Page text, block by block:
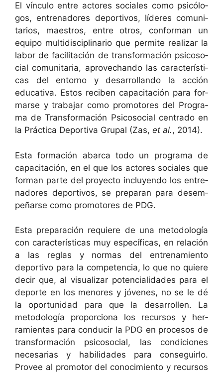
El vín­cu­lo entre actores sociales como psicól­o­
gos, entre­nadores deportivos, líderes comu­ni­
tar­ios, mae­stros, entre otros, con­for­man un
equipo mul­ti­dis­ci­pli­nario que per­mite realizar la
labor de facil­itación de trans­for­ma­ción psi­coso­
cial comu­ni­taria, aprovechan­do las car­ac­terís­ti­
cas del entorno y desar­rol­lan­do la acción
educa­ti­va. Estos reciben capac­itación para for­
marse y tra­ba­jar como pro­mo­tores del Pro­gra­
ma de Trans­for­ma­ción Psi­coso­cial cen­tra­do en
la Prác­ti­ca Deporti­va Gru­pal (Zas, et al., 2014).
Esta for­ma­ción abar­ca todo un pro­gra­ma de
capac­itación, en el que los actores sociales que
for­man parte del proyec­to incluyen­do los entre­
nadores deportivos, se preparan para desem­
peñarse como pro­mo­tores de PDG.
Esta preparación requiere de una metodología
con car­ac­terís­ti­cas muy especí­fi­cas, en relación
a las reglas y nor­mas del entre­namien­to
deporti­vo para la com­pe­ten­cia, lo que no quiere
decir que, al visu­alizar poten­cial­i­dades para el
deporte en los menores y jóvenes, no se le dé
la opor­tu­nidad para que la desar­rollen. La
metodología pro­por­ciona los recur­sos y her­
ramien­tas para con­ducir la PDG en pro­ce­sos de
trans­for­ma­ción psi­coso­cial, las condi­ciones
nece­sarias y habil­i­dades para con­seguir­lo.
Provee al pro­mo­tor del conocimien­to y recur­sos